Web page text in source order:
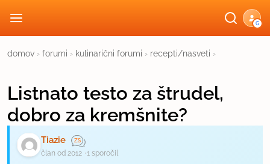
G
domov › forumi › kulinarični forumi › recepti/nasveti ›
Listnato testo za štrudel,
dobro za kremšnite?
Tiazie
član od 2012 1 sporočil